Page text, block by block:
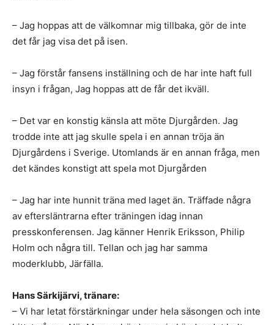
– Jag hoppas att de välkomnar mig tillbaka, gör de inte
det får jag visa det på isen.
– Jag förstår fansens inställning och de har inte haft full
insyn i frågan, Jag hoppas att de får det ikväll.
– Det var en konstig känsla att möte Djurgården. Jag
trodde inte att jag skulle spela i en annan tröja än
Djurgårdens i Sverige. Utomlands är en annan fråga, men
det kändes konstigt att spela mot Djurgården
– Jag har inte hunnit träna med laget än. Träffade några
av eftersläntrarna efter träningen idag innan
presskonferensen. Jag känner Henrik Eriksson, Philip
Holm och några till. Tellan och jag har samma
moderklubb, Järfälla.
Hans Särkijärvi, tränare:
– Vi har letat förstärkningar under hela säsongen och inte